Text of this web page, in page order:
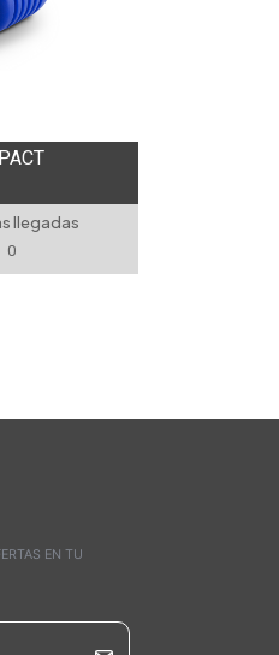
llegadas
0
EN TU